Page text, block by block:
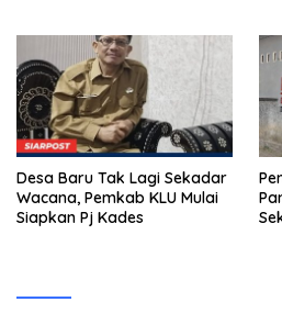
Desa Baru Tak Lagi Sekadar
Wacana, Pemkab KLU Mulai
Siapkan Pj Kades